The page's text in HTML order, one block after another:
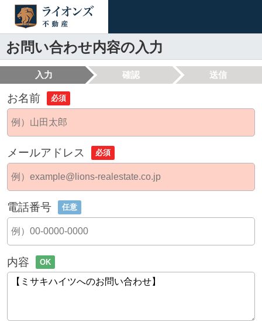
お問い合わせ内容の入力
入力 確認 送信
お名前 必須
メールアドレス 必須
電話番号 任意
内容 OK